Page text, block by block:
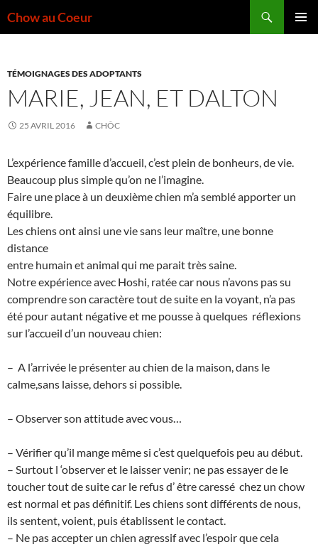
auChow au Coeur
TÉMOIGNAGES DES ADOPTANTS
MARIE, JEAN, ET DALTON
25 AVRIL 2016 CHÔC
L’expérience famille d’accueil, c’est plein de bonheurs, de vie.
Beaucoup plus simple qu’on ne l’imagine.
Faire une place à un deuxième chien m’a semblé apporter un
équilibre.
Les chiens ont ainsi une vie sans leur maître, une bonne
distance
entre humain et animal qui me parait très saine.
Notre expérience avec Hoshi, ratée car nous n’avons pas su
comprendre son caractère tout de suite en la voyant, n’a pas
été pour autant négative et me pousse à quelques réflexions
sur l’accueil d’un nouveau chien:
– A l’arrivée le présenter au chien de la maison, dans le
calme,sans laisse, dehors si possible.
– Observer son attitude avec vous…
– Vérifier qu’il mange même si c’est quelquefois peu au début.
– Surtout l ‘observer et le laisser venir; ne pas essayer de le
toucher tout de suite car le refus d’ être caressé chez un chow
est normal et pas définitif. Les chiens sont différents de nous,
ils sentent, voient, puis établissent le contact.
– Ne pas accepter un chien agressif avec l’espoir que cela